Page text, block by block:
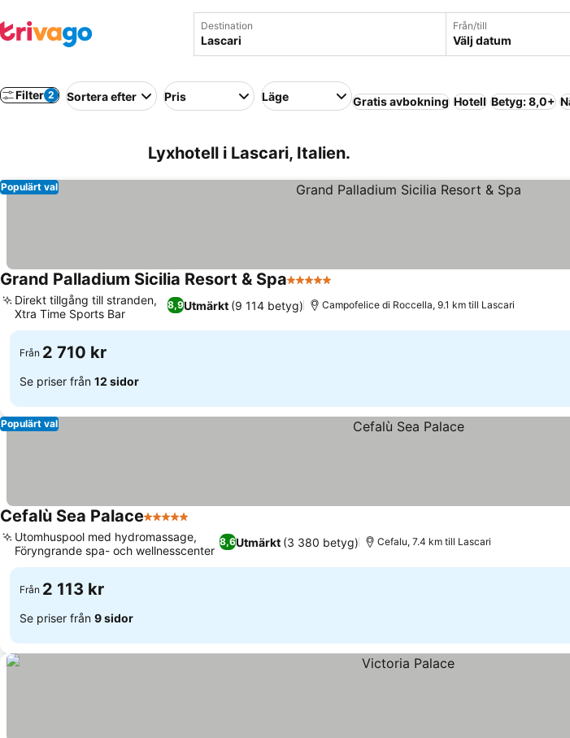
Destination Från/till
Välj datum
Filter 2 Sortera efter Pris Läge Gratis avbokning Hotell Betyg: 8,0+
Lyxhotell i Lascari, Italien.
Populärt val
Grand Palladium Sicilia Resort & Spa5 Stjärnor
8,9Utmärkt (9 114 betyg)
Direkt tillgång till stranden,
Xtra Time Sports Bar
Campofelice di Roccella, 9.1 km till Lascari
Från 2 710 kr
Se priser från 12 sidor
Populärt val
Cefalù Sea Palace5 Stjärnor
8,6Utmärkt (3 380 betyg)
Utomhuspool med hydromassage,
Föryngrande spa- och wellnesscenter
Cefalu, 7.4 km till Lascari
Från 2 113 kr
Se priser från 9 sidor